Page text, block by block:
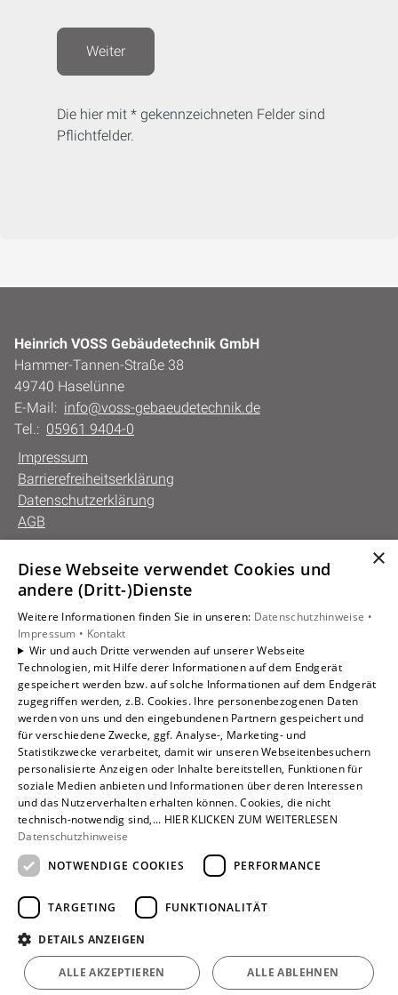
Weiter
Die hier mit * gekennzeichneten Felder sind
Pflichtfelder.
Heinrich VOSS Gebäudetechnik GmbH
Hammer-Tannen-Straße 38
49740 Haselünne
E-Mail: info@voss-gebaeudetechnik.de
Tel.: 05961 9404-0
Impressum
Barrierefreiheitserklärung
Datenschutzerklärung
AGB
Unsere Bereiche
Gewerbekunden
Karriere
Unternehmen
Kontakt
×
Diese Webseite verwendet Cookies und
andere (Dritt-)Dienste
Weitere Informationen finden Sie in unseren: Datenschutzhinweise •
Impressum • Kontakt
Wir und auch Dritte verwenden auf unserer Webseite
Technologien, mit Hilfe derer Informationen auf dem Endgerät
gespeichert werden bzw. auf solche Informationen auf dem Endgerät
zugegriffen werden, z.B. Cookies. Ihre personenbezogenen Daten
werden von uns und den eingebundenen Partnern gespeichert und
für verschiedene Zwecke, ggf. Analyse-, Marketing- und
Statistikzwecke verarbeitet, damit wir unseren Webseitenbesuchern
personalisierte Anzeigen oder Inhalte bereitstellen, Funktionen für
soziale Medien anbieten und Informationen über deren Interessen
und das Nutzerverhalten erhalten können. Cookies, die nicht
technisch-notwendig sind,... HIER KLICKEN ZUM WEITERLESEN
Datenschutzhinweise
NOTWENDIGE COOKIES
PERFORMANCE
TARGETING FUNKTIONALITÄT
DETAILS ANZEIGEN
ALLE AKZEPTIEREN ALLE ABLEHNEN